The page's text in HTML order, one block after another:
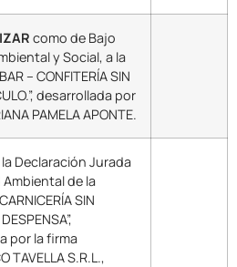
como de Bajo
y Social, a la
– CONFITERÍA SIN
desarrollada por
PAMELA APONTE.
la Declaración Jurada
de la
SIN
por la firma
TAVELLA S.R.L.,